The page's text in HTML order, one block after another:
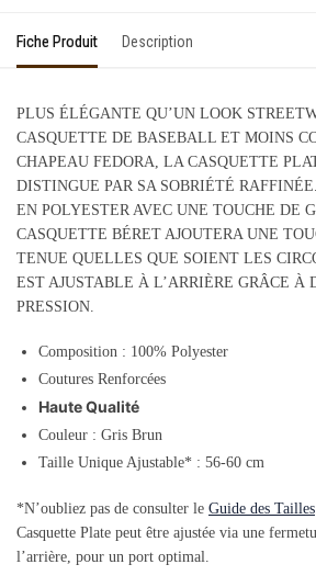
Fiche Produit Description
PLUS ÉLÉGANTE QU’UN LOOK
CASQUETTE DE BASEBALL ET MOINS
CHAPEAU FEDORA, LA CASQUETTE
DISTINGUE PAR SA SOBRIÉTÉ
EN POLYESTER AVEC UNE TOUCHE DE
CASQUETTE BÉRET AJOUTERA UNE
TENUE QUELLES QUE SOIENT LES
EST AJUSTABLE À L’ARRIÈRE GRÂCE À
PRESSION.
Composition : 100% Polyester
Coutures Renforcées
Haute Qualité
Couleur : Gris Brun
Taille Unique Ajustable* : 56-60 cm
*N’oubliez pas de consulter le Guide des Tailles
Casquette Plate peut être ajustée via une
l’arrière, pour un port optimal.